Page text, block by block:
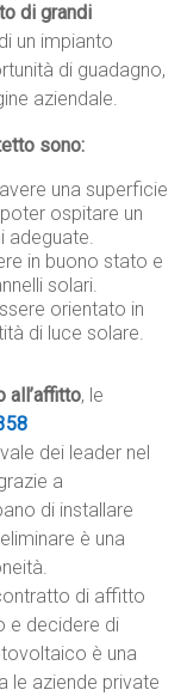
di grandi
un impianto
di guadagno,
aziendale.
sono:
una superficie
ospitare un
adeguate.
in buono stato e
solari.
orientato in
di luce solare.
all’affitto, le
dei leader nel
a
di installare
è una
di affitto
e decidere di
è una
le aziende private